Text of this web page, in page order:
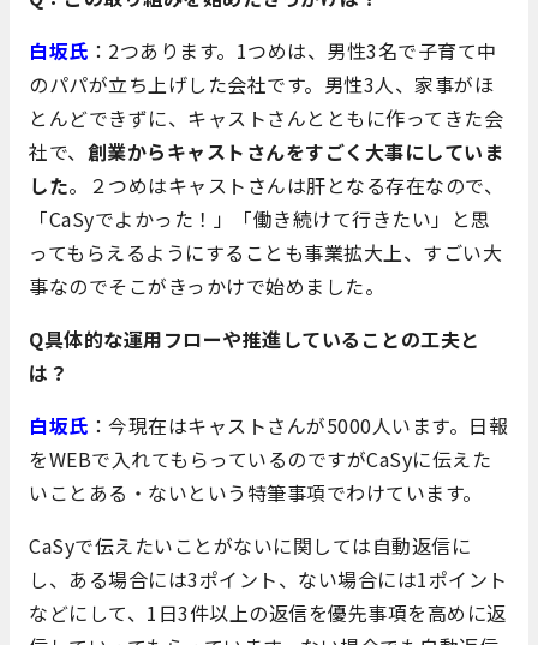
白坂氏 ：2つあります。1つめは、男性3名で子育て中
のパパが立ち上げした会社です。男性3人、家事がほ
とんどできずに、キャストさんとともに作ってきた会
社で、 創業からキャストさんをすごく大事にしていま
した。２つめはキャストさんは肝となる存在なので、
「CaSyでよかった！」「働き続けて行きたい」と思
ってもらえるようにすることも事業拡大上、すごい大
事なのでそこがきっかけで始めました。
Q具体的な運用フローや推進していることの工夫と
は？
白坂氏 ：今現在はキャストさんが5000人います。日報
をWEBで入れてもらっているのですがCaSyに伝えた
いことある・ないという特筆事項でわけています。
CaSyで伝えたいことがないに関しては自動返信に
し、ある場合には3ポイント、ない場合には1ポイント
などにして、1日3件以上の返信を優先事項を高めに返